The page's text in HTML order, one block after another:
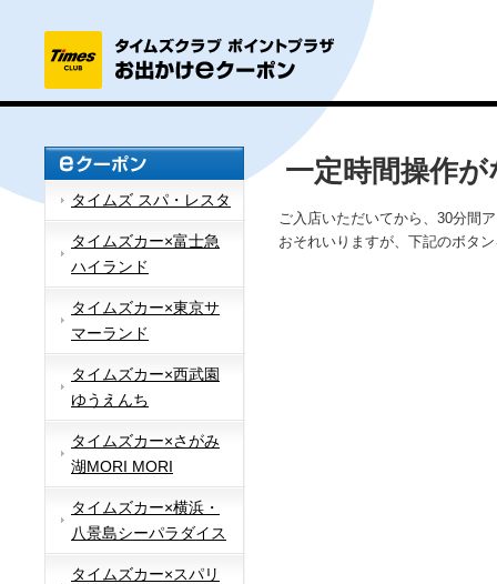
タイムズ スパ・レスタ
タイムズカー×富士急
ハイランド
タイムズカー×東京サ
マーランド
タイムズカー×西武園
ゆうえんち
タイムズカー×さがみ
湖MORI MORI
タイムズカー×横浜・
八景島シーパラダイス
タイムズカー×スパリ
一定時間操作
ご入店いただいてから、30分間
おそれいりますが、下記のボタ